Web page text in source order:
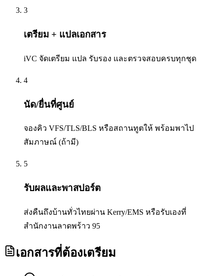
3
เตรียม + แปลเอกสาร
iVC จัดเตรียม แปล รับรอง และตรวจสอบครบทุกชุด
4
นัด/ยื่นที่ศูนย์
จองคิว VFS/TLS/BLS หรือสถานทูตให้ พร้อมพาไป
สัมภาษณ์ (ถ้ามี)
5
รับผลและพาสปอร์ต
ส่งคืนถึงบ้านทั่วไทยผ่าน Kerry/EMS หรือรับเองที่
สำนักงานลาดพร้าว 95
เอกสารที่ต้องเตรียม